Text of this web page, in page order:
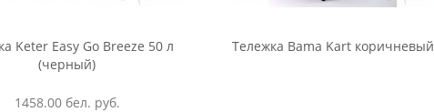
Keter Easy Go Breeze 50 л
(черный)
1458.00 бел. руб.
Тележка Bama Kart коричневый